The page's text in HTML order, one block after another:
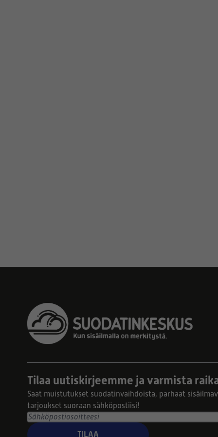
Tilaa uutiskirjeemme ja varmista
Saat muistutukset suodatinvaihdoista, parhaat
tarjoukset suoraan sähköpostiisi!
TILAA